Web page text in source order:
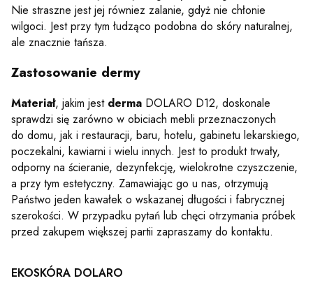
Nie straszne jest jej równiez zalanie, gdyż nie chłonie
wilgoci. Jest przy tym łudząco podobna do skóry naturalnej,
ale znacznie tańsza.
Zastosowanie dermy
Materiał, jakim jest derma DOLARO D12, doskonale
sprawdzi się zarówno w obiciach mebli przeznaczonych
do domu, jak i restauracji, baru, hotelu, gabinetu lekarskiego,
poczekalni, kawiarni i wielu innych. Jest to produkt trwały,
odporny na ścieranie, dezynfekcję, wielokrotne czyszczenie,
a przy tym estetyczny. Zamawiając go u nas, otrzymują
Państwo jeden kawałek o wskazanej długości i fabrycznej
szerokości. W przypadku pytań lub chęci otrzymania próbek
przed zakupem większej partii zapraszamy do kontaktu.
EKOSKÓRA DOLARO